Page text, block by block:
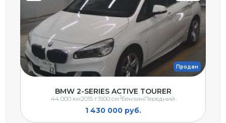
Продан
BMW 2-SERIES ACTIVE TOURER
1 430 000 руб.
44 000 км2015 г.1500 см3БензинПередний